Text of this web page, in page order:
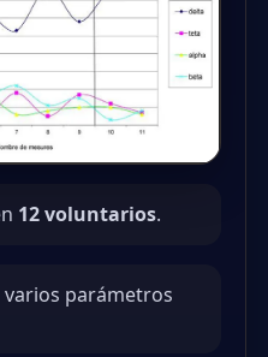
12 voluntarios.
parámetros